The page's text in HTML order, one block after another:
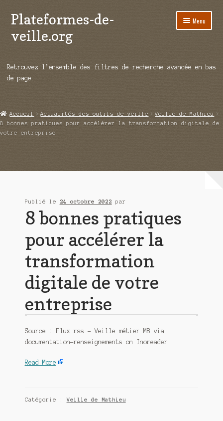
Aller
à
la
Aller
au
contenu
Plateformes-de-
veille.org
Menu
Répertoire d’ouitils
Démos vidéos
Ouvrir
Qui sommes-nous ?
Retrouvez l’ensemble des filtres de recherche avancée en bas
de page.
Accueil Actualités des outils de veille
Veille de Mathieu
8 bonnes pratiques pour accélérer la transformation digitale de
votre entreprise
Publié le 24 octobre 2022 par
8 bonnes pratiques
pour accélérer la
transformation
digitale de votre
entreprise
Source : Flux rss – Veille métier MB via
documentation-renseignements on Inoreader
Read More
Catégorie :Veille de Mathieu